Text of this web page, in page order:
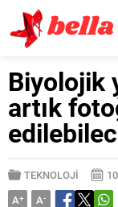
Biyolojik
artık
TEKNOLOJİ
A+ A-